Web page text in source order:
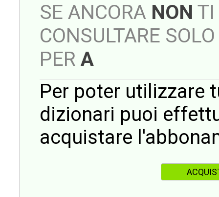
SE ANCORA NON TI
CONSULTARE
PER A
Per poter utilizzare
dizionari puoi
acquistare